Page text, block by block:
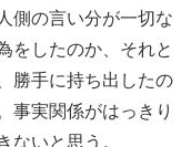
側の言い分が一切な
をしたのか、それと
勝手に持ち出したの
事実関係がはっきり
ないと思う。